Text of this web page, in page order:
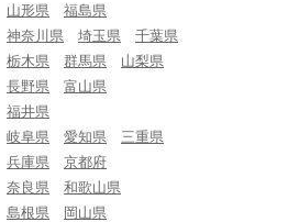
山形県
福島県
神奈川県 埼玉県
千葉県
栃木県 群馬県
山梨県
長野県
富山県
福井県
岐阜県 愛知県
三重県
兵庫県
京都府
奈良県
和歌山県
島根県
岡山県